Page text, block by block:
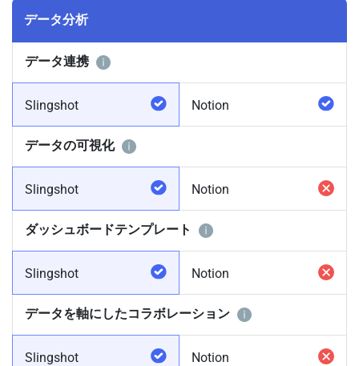
データ分析
データ連携
Slingshot Notion
データの可視化
Slingshot Notion
ダッシュボードテンプレート
Slingshot Notion
データを軸にしたコラボレーション
Slingshot Notion